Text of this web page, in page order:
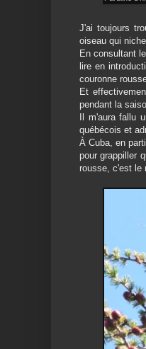
J'ai toujours
oiseau qui
En consultant
lire en
couronne
Et
pendant la
Il m'aura fallu
québécois et
À Cuba, en
pour grappiller
rousse, c'est le